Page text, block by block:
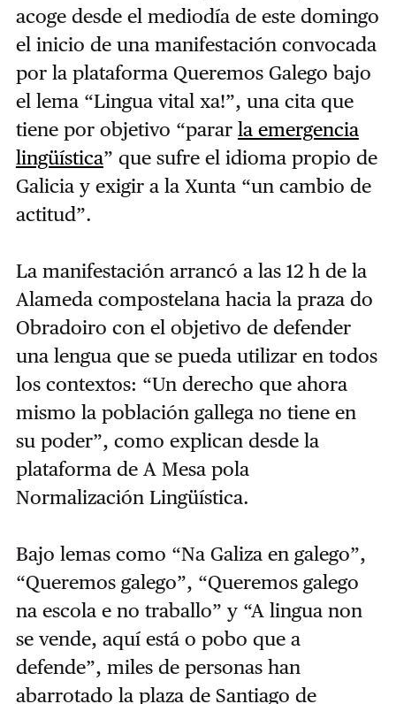
acoge desde el mediodía de este domingo
el inicio de una manifestación convocada
por la plataforma Queremos Galego bajo
el lema “Lingua vital xa!”, una cita que
tiene por objetivo “parar la emergencia
lingüística” que sufre el idioma propio de
Galicia y exigir a la Xunta “un cambio de
actitud”.
La manifestación arrancó a las 12 h de la
Alameda compostelana hacia la praza do
Obradoiro con el objetivo de defender
una lengua que se pueda utilizar en todos
los contextos: “Un derecho que ahora
mismo la población gallega no tiene en
su poder”, como explican desde la
plataforma de A Mesa pola
Normalización Lingüística.
Bajo lemas como “Na Galiza en galego”,
“Queremos galego”, “Queremos galego
na escola e no traballo” y “A lingua non
se vende, aquí está o pobo que a
defende”, miles de personas han
abarrotado la plaza de Santiago de